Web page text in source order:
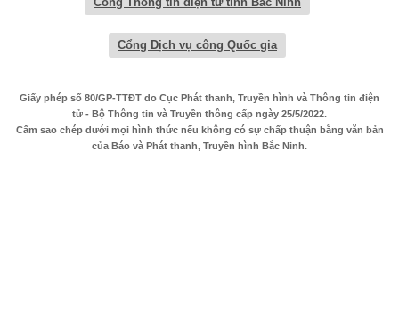
Cổng Dịch vụ công Quốc gia
Giấy phép số 80/GP-TTĐT do Cục Phát thanh, Truyền hình và Thông tin điện
tử - Bộ Thông tin và Truyền thông cấp ngày 25/5/2022.
Cấm sao chép dưới mọi hình thức nếu không có sự chấp thuận bằng văn bản
của Báo và Phát thanh, Truyền hình Bắc Ninh.